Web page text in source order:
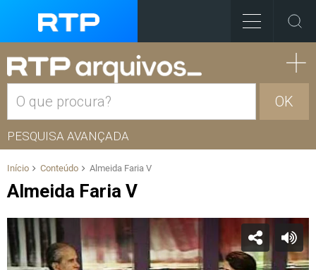
OK
PESQUISA AVANÇADA
Início Conteúdo Almeida Faria V
Almeida Faria V